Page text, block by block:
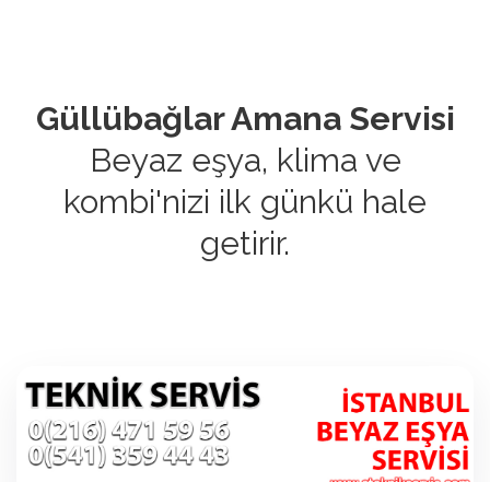
Güllübağlar Amana Servisi
Beyaz eşya, klima ve
kombi'nizi ilk günkü hale
getirir.